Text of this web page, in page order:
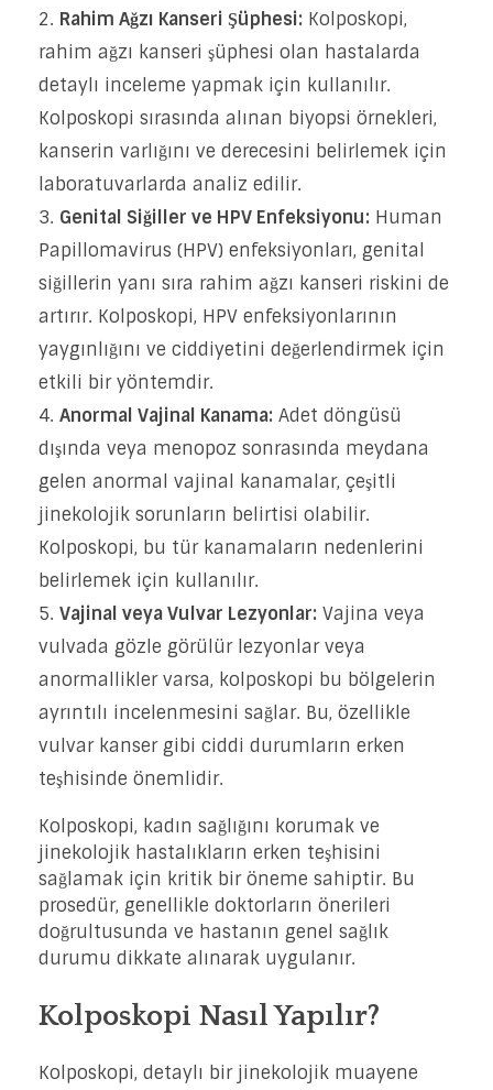
Rahim Ağzı Kanseri Şüphesi: Kolposkopi,
rahim ağzı kanseri şüphesi olan hastalarda
detaylı inceleme yapmak için kullanılır.
Kolposkopi sırasında alınan biyopsi örnekleri,
kanserin varlığını ve derecesini belirlemek için
laboratuvarlarda analiz edilir.
Genital Siğiller ve HPV Enfeksiyonu: Human
Papillomavirus (HPV) enfeksiyonları, genital
siğillerin yanı sıra rahim ağzı kanseri riskini de
artırır. Kolposkopi, HPV enfeksiyonlarının
yaygınlığını ve ciddiyetini değerlendirmek için
etkili bir yöntemdir.
Anormal Vajinal Kanama: Adet döngüsü
dışında veya menopoz sonrasında meydana
gelen anormal vajinal kanamalar, çeşitli
jinekolojik sorunların belirtisi olabilir.
Kolposkopi, bu tür kanamaların nedenlerini
belirlemek için kullanılır.
Vajinal veya Vulvar Lezyonlar: Vajina veya
vulvada gözle görülür lezyonlar veya
anormallikler varsa, kolposkopi bu bölgelerin
ayrıntılı incelenmesini sağlar. Bu, özellikle
vulvar kanser gibi ciddi durumların erken
teşhisinde önemlidir.
Kolposkopi, kadın sağlığını korumak ve
jinekolojik hastalıkların erken teşhisini
sağlamak için kritik bir öneme sahiptir. Bu
prosedür, genellikle doktorların önerileri
doğrultusunda ve hastanın genel sağlık
durumu dikkate alınarak uygulanır.
Kolposkopi Nasıl Yapılır?
Kolposkopi, detaylı bir jinekolojik muayene